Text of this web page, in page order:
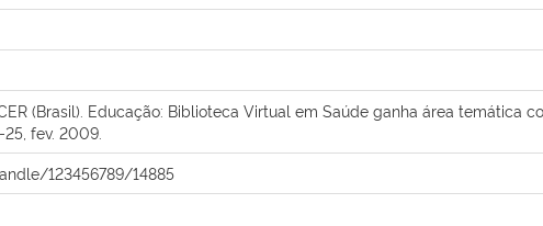
(Brasil). Educação: Biblioteca Virtual em Saúde ganha área temática
25, fev. 2009.
123456789/14885